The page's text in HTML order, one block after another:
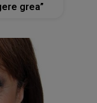
grea”